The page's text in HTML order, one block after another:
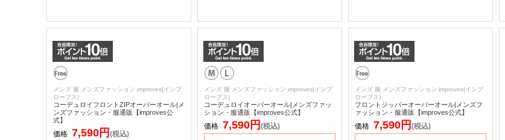
メンズ 服 メンズファッション improves(インプ
ローブス)
コーデュロイフロントZIPオーバーオール|メ
ンズファッション・服通販【improves公
式】
価格 7,590円 (税込)
メンズ 服 メンズファッション improves(インプ
ローブス)
コーデュロイオーバーオール|メンズファッ
ション・服通販【improves公式】
価格 7,590円 (税込)
メンズ 服 メンズファッション improves(インプ
ローブス)
フロントジッパーオーバーオール|メンズフ
ァッション・服通販【improves公式】
価格 7,590円 (税込)